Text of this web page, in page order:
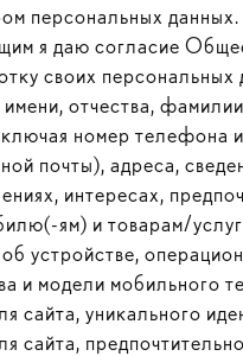
персональных данных.
я даю согласие
своих персональных
отчества,
номер телефона
почты), адреса,
интересах,
ям) и товарам/
устройстве,
и модели мобильного
сайта, уникального
сайта,